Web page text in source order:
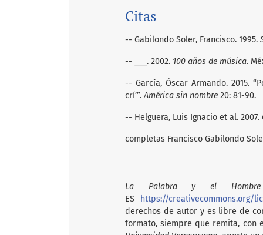
Citas
-- Gabilondo Soler, Francisco. 1995.
-- ___. 2002. 100 años de música.
-- García, Óscar Armando. 2015.
crí’”.América sin nombre 20: 81-90.
-- Helguera, Luis Ignacio et al. 2007.
completas Francisco Gabilondo
La Palabra y el Hombre
ES
https://creativecommons.org/
derechos de autor y es libre de
formato, siempre que remita,